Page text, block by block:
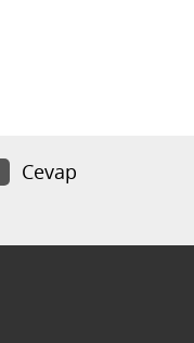
Cevap